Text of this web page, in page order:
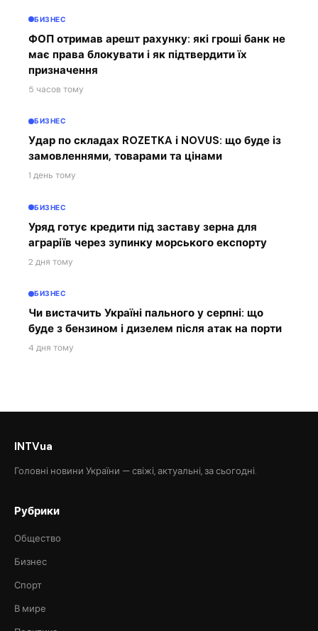
БИЗНЕС
ФОП отримав арешт рахунку: які гроші банк не
має права блокувати і як підтвердити їх
призначення
5 часов тому
БИЗНЕС
Удар по складах ROZETKA і NOVUS: що буде із
замовленнями, товарами та цінами
1 день тому
БИЗНЕС
Уряд готує кредити під заставу зерна для
аграріїв через зупинку морського експорту
2 дня тому
БИЗНЕС
Чи вистачить Україні пального у серпні: що
буде з бензином і дизелем після атак на порти
4 дня тому
INTVua
Головні новини України — свіжі, актуальні, за сьогодні.
Рубрики
Общество
Бизнес
Спорт
В мире